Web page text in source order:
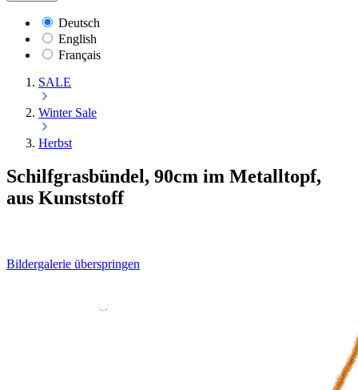
Deutsch
English
Français
SALE
Winter Sale
Herbst
Schilfgrasbündel, 90cm im Metalltopf,
aus Kunststoff
Bildergalerie überspringen